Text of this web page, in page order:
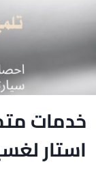
خدمات
استار